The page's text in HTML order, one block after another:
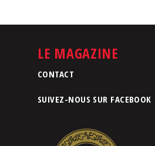
LE MAGAZINE
CONTACT
SUIVEZ-NOUS SUR FACEBOOK